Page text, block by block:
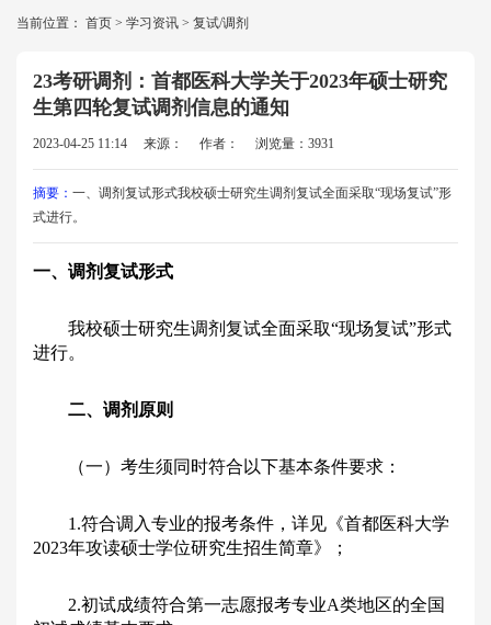
当前位置： 首页 > 学习资讯 > 复试/调剂
23考研调剂：首都医科大学关于2023年硕士研究
生第四轮复试调剂信息的通知
2023-04-25 11:14 来源： 作者： 浏览量：3931
摘要： 一、调剂复试形式我校硕士研究生调剂复试全面采取“现场复试”形
式进行。
一、调剂复试形式
我校硕士研究生调剂复试全面采取“现场复试”形式
进行。
二、调剂原则
（一）考生须同时符合以下基本条件要求：
1.符合调入专业的报考条件，详见《首都医科大学
2023年攻读硕士学位研究生招生简章》；
2.初试成绩符合第一志愿报考专业A类地区的全国